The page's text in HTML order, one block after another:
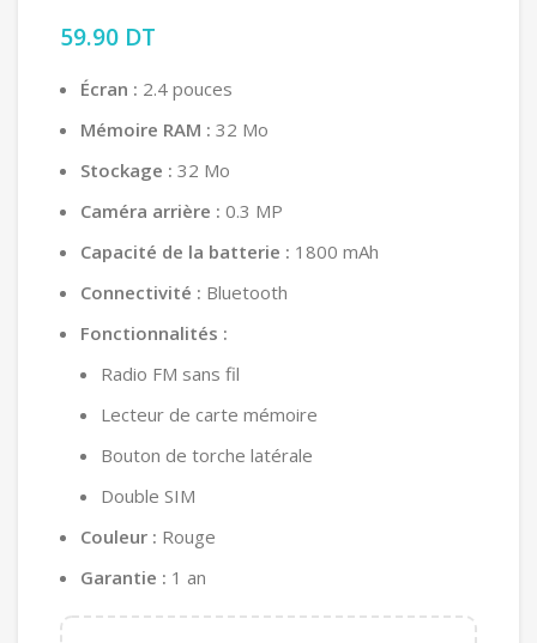
59.90 DT
Écran : 2.4 pouces
Mémoire RAM : 32 Mo
Stockage : 32 Mo
Caméra arrière : 0.3 MP
Capacité de la batterie : 1800 mAh
Connectivité : Bluetooth
Fonctionnalités :
Radio FM sans fil
Lecteur de carte mémoire
Bouton de torche latérale
Double SIM
Couleur : Rouge
Garantie : 1 an